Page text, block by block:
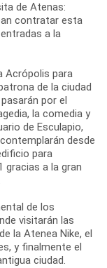
de Atenas:
contratar esta
a la
Acrópolis para
de la ciudad
por el
la comedia y
de Esculapio,
desde
para
gracias a la gran
de los
visitarán las
la Atenea Nike, el
y finalmente el
ciudad.